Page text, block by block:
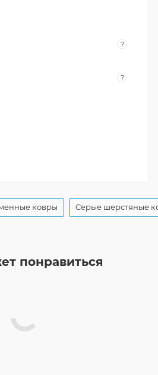
?
?
ковры Серые шерстяные
понравиться